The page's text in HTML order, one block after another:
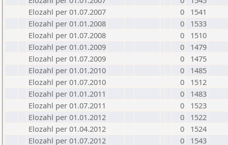
Elozahl per 01.07.2007
0
1541
Elozahl per 01.01.2008
0
1533
Elozahl per 01.07.2008
0
1510
Elozahl per 01.01.2009
0
1479
Elozahl per 01.07.2009
0
1475
Elozahl per 01.01.2010
0
1485
Elozahl per 01.07.2010
0
1512
Elozahl per 01.01.2011
0
1483
Elozahl per 01.07.2011
0
1523
Elozahl per 01.01.2012
0
1522
Elozahl per 01.04.2012
0
1524
Elozahl per 01.07.2012
0
1543